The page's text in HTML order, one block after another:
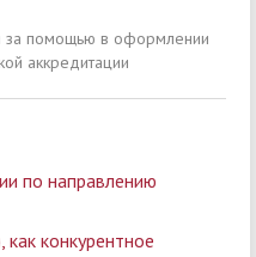
за помощью в оформлении
аккредитации
по направлению
конкурентное